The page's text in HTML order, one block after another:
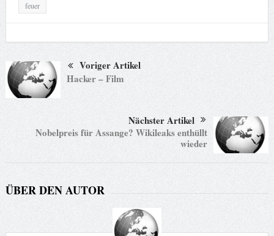
feuer
Voriger Artikel
Hacker – Film
Nächster Artikel
Nobelpreis für Assange? Wikileaks enthüllt
wieder
ÜBER DEN AUTOR